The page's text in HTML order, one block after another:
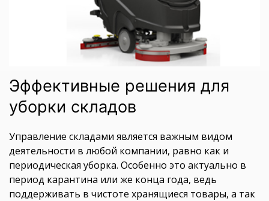
Эффективные решения для
уборки складов
Управление складами является важным видом
деятельности в любой компании, равно как и
периодическая уборка. Особенно это актуально в
период карантина или же конца года, ведь
поддерживать в чистоте хранящиеся товары, а так